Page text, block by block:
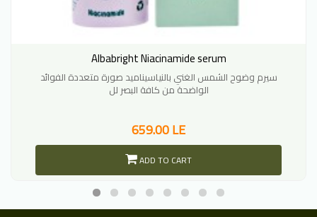
Albabright Niacinamide serum
سيرم وضوح الشمس الغني بالنياسيناميد صورة متعددة الفوائد
الواضحة من كافة البصر لل
659.00 LE
ADD TO CART